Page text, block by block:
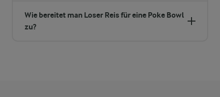
Wie bereitet man Loser Reis für eine Poke Bowl
zu?